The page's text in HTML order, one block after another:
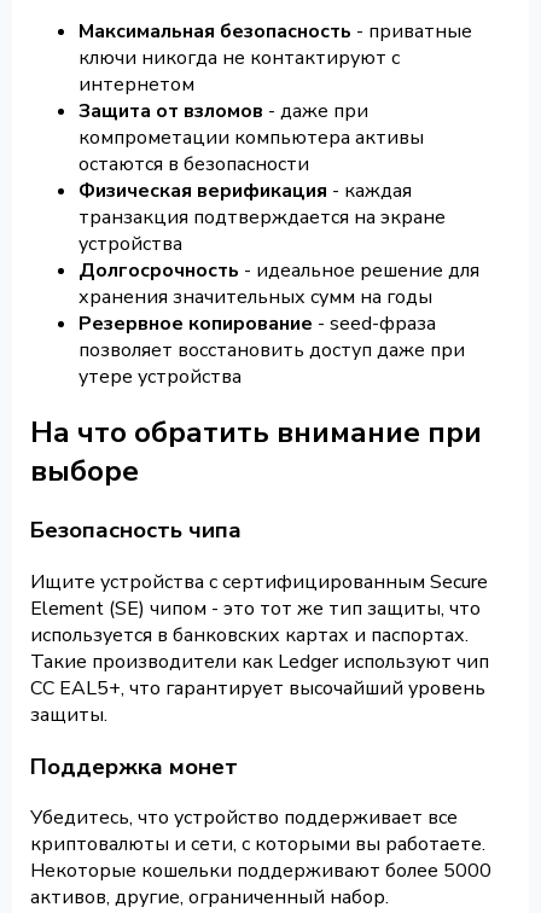
Максимальная безопасность - приватные
ключи никогда не контактируют с
интернетом
Защита от взломов - даже при
компрометации компьютера активы
остаются в безопасности
Физическая верификация - каждая
транзакция подтверждается на экране
устройства
Долгосрочность - идеальное решение для
хранения значительных сумм на годы
Резервное копирование - seed-фраза
позволяет восстановить доступ даже при
утере устройства
На что обратить внимание при
выборе
Безопасность чипа
Ищите устройства с сертифицированным Secure
Element (SE) чипом - это тот же тип защиты, что
используется в банковских картах и паспортах.
Такие производители как Ledger используют чип
CC EAL5+, что гарантирует высочайший уровень
защиты.
Поддержка монет
Убедитесь, что устройство поддерживает все
криптовалюты и сети, с которыми вы работаете.
Некоторые кошельки поддерживают более 5000
активов, другие, ограниченный набор.